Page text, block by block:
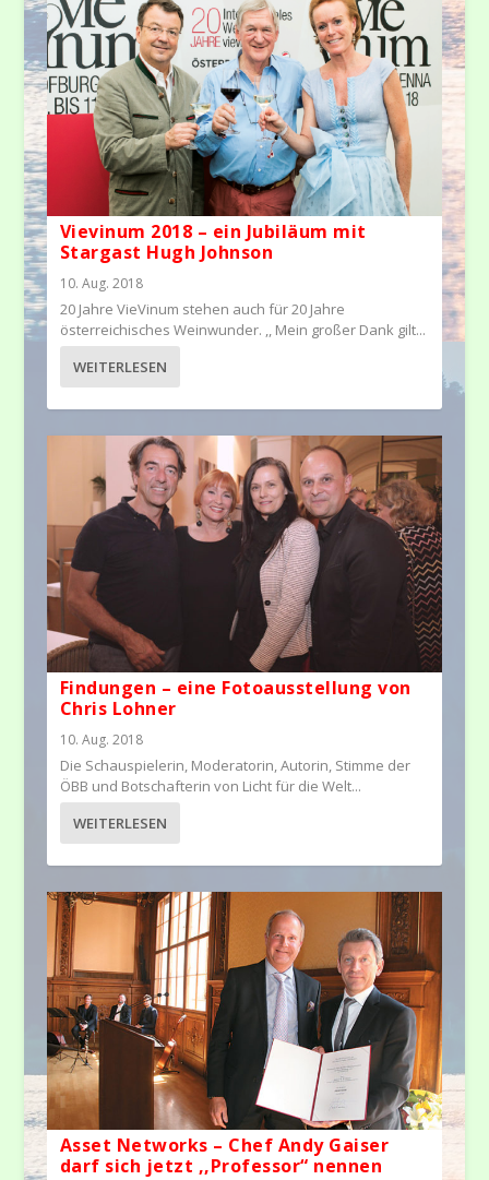
Vievinum 2018 – ein Jubiläum mit
Stargast Hugh Johnson
10. Aug. 2018
20 Jahre VieVinum stehen auch für 20 Jahre
österreichisches Weinwunder. ,, Mein großer Dank gilt...
WEITERLESEN
Findungen – eine Fotoausstellung von
Chris Lohner
10. Aug. 2018
Die Schauspielerin, Moderatorin, Autorin, Stimme der
ÖBB und Botschafterin von Licht für die Welt...
WEITERLESEN
Asset Networks – Chef Andy Gaiser
darf sich jetzt ,,Professor“ nennen